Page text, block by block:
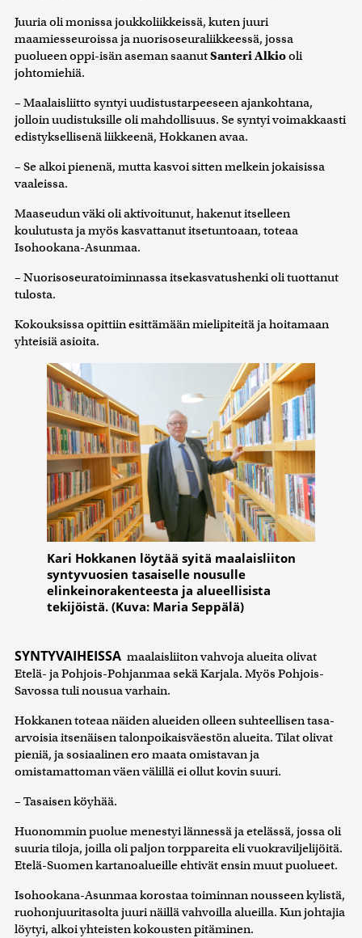
Juuria oli monissa joukkoliikkeissä, kuten juuri
maamiesseuroissa ja nuorisoseuraliikkeessä, jossa
puolueen oppi-isän aseman saanutSanteri Alkiooli
johtomiehiä.
– Maalaisliitto syntyi uudistustarpeeseen ajankohtana,
jolloin uudistuksille oli mahdollisuus. Se syntyi voimakkaasti
edistyksellisenä liikkeenä, Hokkanen avaa.
– Se alkoi pienenä, mutta kasvoi sitten melkein jokaisissa
vaaleissa.
Maaseudun väki oli aktivoitunut, hakenut itselleen
koulutusta ja myös kasvattanut itsetuntoaan, toteaa
Isohookana-Asunmaa.
– Nuorisoseuratoiminnassa itsekasvatushenki oli tuottanut
tulosta.
Kokouksissa opittiin esittämään mielipiteitä ja hoitamaan
yhteisiä asioita.
Kari Hokkanen löytää syitä maalaisliiton
syntyvuosien tasaiselle nousulle
elinkeinorakenteesta ja alueellisista
tekijöistä. (Kuva: Maria Seppälä)
SYNTYVAIHEISSA maalaisliiton vahvoja alueita olivat
Etelä- ja Pohjois-Pohjanmaa sekä Karjala. Myös Pohjois-
Savossa tuli nousua varhain.
Hokkanen toteaa näiden alueiden olleen suhteellisen tasa-
arvoisia itsenäisen talonpoikaisväestön alueita. Tilat olivat
pieniä, ja sosiaalinen ero maata omistavan ja
omistamattoman väen välillä ei ollut kovin suuri.
– Tasaisen köyhää.
Huonommin puolue menestyi lännessä ja etelässä, jossa oli
suuria tiloja, joilla oli paljon torppareita eli vuokraviljelijöitä.
Etelä-Suomen kartanoalueille ehtivät ensin muut puolueet.
Isohookana-Asunmaa korostaa toiminnan nousseen kylistä,
ruohonjuuritasolta juuri näillä vahvoilla alueilla. Kun johtajia
löytyi, alkoi yhteisten kokousten pitäminen.